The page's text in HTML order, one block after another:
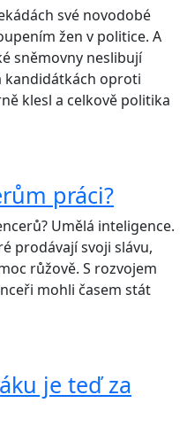
své novodobé
žen v politice. A
sněmovny neslibují
kandidátkách oproti
klesl a celkově politika
práci?
Umělá inteligence.
prodávají svoji slávu,
růžově. S rozvojem
mohli časem stát
je teď za